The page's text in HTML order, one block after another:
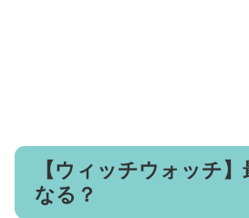
【ウィッチウォッチ
なる？